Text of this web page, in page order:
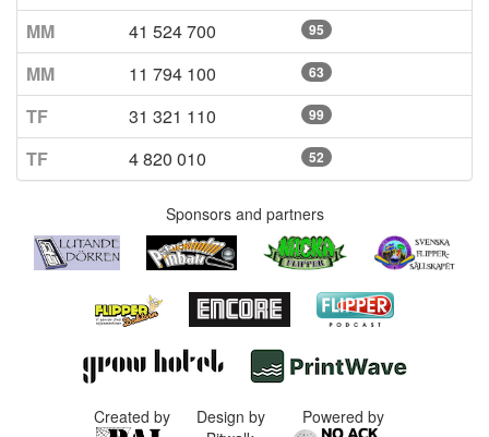
MM 41 524 700 95
MM 11 794 100 63
TF 31 321 110 99
TF 4 820 010 52
Sponsors and partners
Created by
Design by
Powered by